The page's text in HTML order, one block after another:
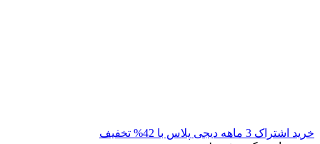
خرید اشتراک 3 ماهه دیجی پلاس با 42% تخفیف